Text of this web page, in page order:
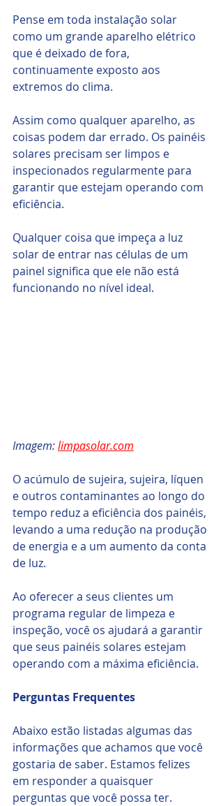
Pense em toda instalação solar
como um grande aparelho elétrico
que é deixado de fora,
continuamente exposto aos
extremos do clima.
Assim como qualquer aparelho, as
coisas podem dar errado. Os painéis
solares precisam ser limpos e
inspecionados regularmente para
garantir que estejam operando com
eficiência.
Qualquer coisa que impeça a luz
solar de entrar nas células de um
painel significa que ele não está
funcionando no nível ideal.
Imagem: limpasolar.com
O acúmulo de sujeira, sujeira, líquen
e outros contaminantes ao longo do
tempo reduz a eficiência dos painéis,
levando a uma redução na produção
de energia e a um aumento da conta
de luz.
Ao oferecer a seus clientes um
programa regular de limpeza e
inspeção, você os ajudará a garantir
que seus painéis solares estejam
operando com a máxima eficiência.
Perguntas Frequentes
Abaixo estão listadas algumas das
informações que achamos que você
gostaria de saber. Estamos felizes
em responder a quaisquer
perguntas que você possa ter.